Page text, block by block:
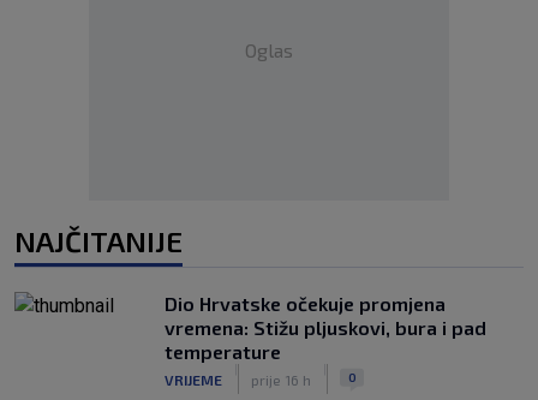
Oglas
NAJČITANIJE
Dio Hrvatske očekuje promjena
vremena: Stižu pljuskovi, bura i pad
temperature
VRIJEME prije 16 h 0